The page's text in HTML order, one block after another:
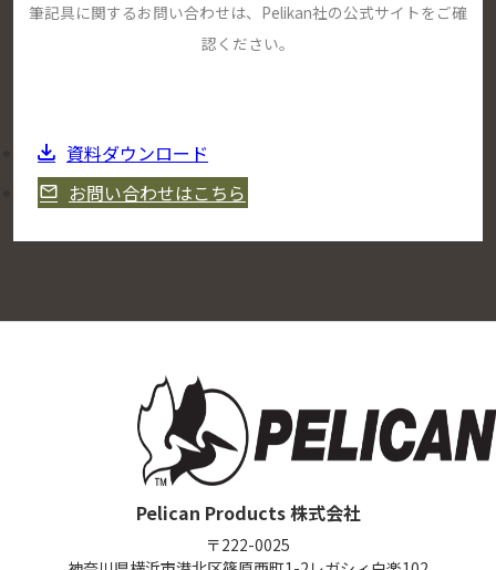
筆記具に関するお問い合わせは、Pelikan社の公式サイトをご確
認ください。
資料ダウンロード
お問い合わせはこちら
Pelican Products 株式会社
〒222-0025